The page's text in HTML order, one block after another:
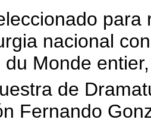
para
nacional
du Monde
de
Fernando